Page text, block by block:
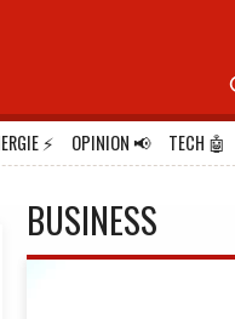
⚡ OPINION📢 TECH 🤖
BUSINESS